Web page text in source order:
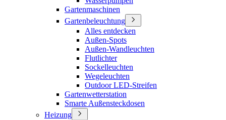
Gartenmaschinen
Gartenbeleuchtung
Alles entdecken
Außen-Spots
Außen-Wandleuchten
Flutlichter
Sockelleuchten
Wegeleuchten
Outdoor LED-Streifen
Gartenwetterstation
Smarte Außensteckdosen
Heizung